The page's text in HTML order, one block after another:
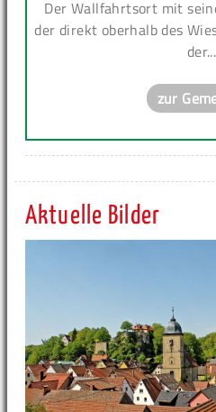
Der Wallfahrtsort mit
der direkt oberhalb des
der...
zur
Aktuelle Bilder